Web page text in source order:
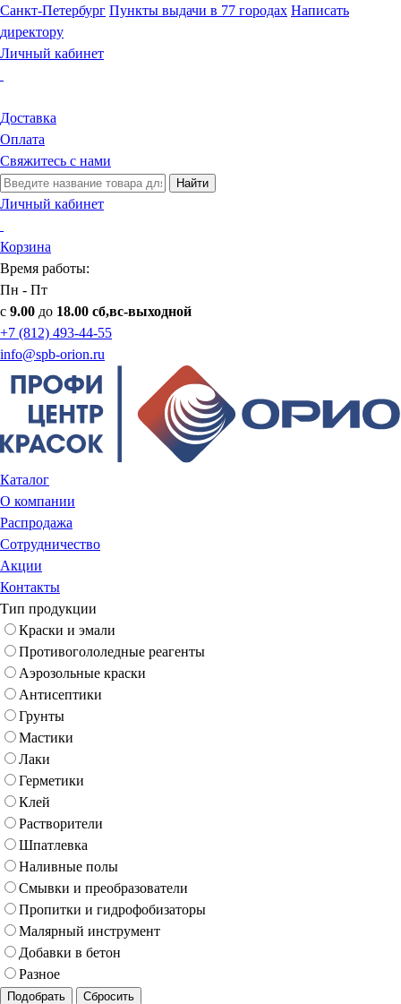
Санкт-Петербург Пункты выдачи в 77 городах Написать
директору
Личный кабинет
Доставка
Оплата
Свяжитесь с нами
Найти
Личный кабинет
Корзина
Время работы:
Пн - Пт
с 9.00 до 18.00 сб,вс-выходной
+7 (812) 493-44-55
info@spb-orion.ru
Каталог
О компании
Распродажа
Сотрудничество
Акции
Контакты
Тип продукции
Краски и эмали
Противогололедные реагенты
Аэрозольные краски
Антисептики
Грунты
Мастики
Лаки
Герметики
Клей
Растворители
Шпатлевка
Наливные полы
Смывки и преобразователи
Пропитки и гидрофобизаторы
Малярный инструмент
Добавки в бетон
Разное
Подобрать Сбросить